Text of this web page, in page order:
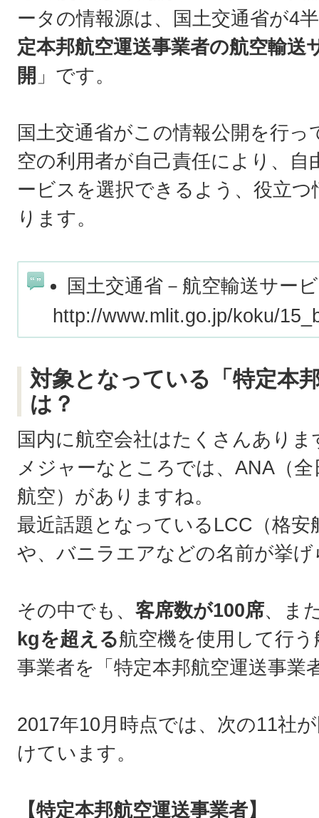
ータの情報源は、国土交通省が4
定本邦航空運送事業者の航空輸送
開 」です。
国土交通省がこの情報公開を行
空の利用者が自己責任により、自
ービスを選択できるよう、役立
ります。
国土交通省－航空輸送サー
http://www.mlit.go.jp/koku/
対象となっている「特定本
は？
国内に航空会社はたくさんありま
メジャーなところでは、ANA（
航空）がありますね。
最近話題となっているLCC（格
や、バニラエアなどの名前が挙
その中でも、 客席数が100席、ま
kgを超える航空機を使用して行
事業者を「特定本邦航空運送事業
2017年10月時点では、次の11社
けています。
【特定本邦航空運送事業者】